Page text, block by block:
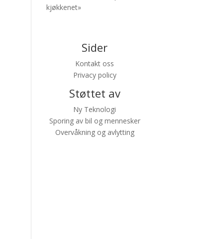
kjøkkenet»
Sider
Kontakt oss
Privacy policy
Støttet av
Ny Teknologi
Sporing av bil og mennesker
Overvåkning og avlytting